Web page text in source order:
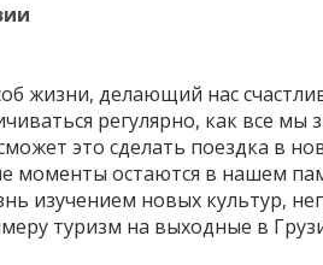
жизни, делающий нас
регулярно, как все мы
это сделать поездка в
моменты остаются в нашем
изучением новых культур,
туризм на выходные в